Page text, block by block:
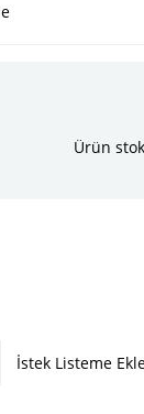
Ürün
İstek Listeme